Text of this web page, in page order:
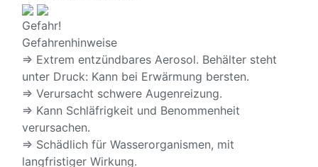
Gefahr!
Gefahrenhinweise
⇒ Extrem entzündbares Aerosol. Behälter steht
unter Druck: Kann bei Erwärmung bersten.
⇒ Verursacht schwere Augenreizung.
⇒ Kann Schläfrigkeit und Benommenheit
verursachen.
⇒ Schädlich für Wasserorganismen, mit
langfristiger Wirkung.